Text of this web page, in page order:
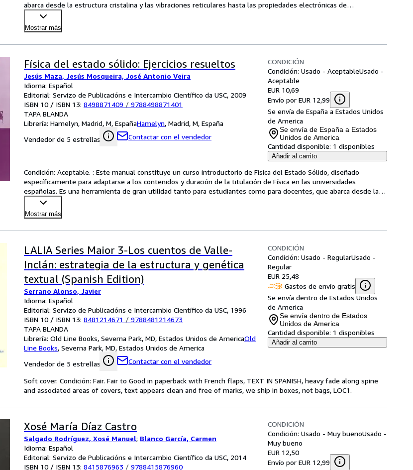
abarca desde la estructura cristalina y las vibraciones reticulares hasta las propiedades electrónicas de…
Mostrar más
Física del estado sólido: Ejercicios resueltos
Jesús Maza, Jesús Mosqueira, José Antonio Veira
Idioma: Español
Editorial: Servizo de Publicacións e Intercambio Científico da USC, 2009
ISBN 10 / ISBN 13: 8498871409 / 9788498871401
TAPA BLANDA
Librería: Hamelyn, Madrid, M, EspañaHamelyn, Madrid, M, España
Vendedor de 5 estrellas
Contactar con el vendedor
CONDICIÓN
Condición: Usado - AceptableUsado -
Aceptable
EUR 10,69
Envío por EUR 12,99
Se envía de España a Estados Unidos
de America
Se envía de España a Estados
Unidos de America
Cantidad disponible: 1 disponibles
Añadir al carrito
Condición: Aceptable. : Este manual constituye un curso introductorio de Física del Estado Sólido, diseñado
específicamente para adaptarse a los contenidos y duración de la titulación de Física en las universidades
españolas. Es una herramienta de gran utilidad tanto para estudiantes como para docentes, que abarca desde la
estru…
Mostrar más
LALIA Series Maior 3-Los cuentos de Valle-
Inclán: estrategia de la estructura y genética
textual (Spanish Edition)
Serrano Alonso, Javier
Idioma: Español
Editorial: Servizo de Publicacións e Intercambio Científico da USC, 1996
ISBN 10 / ISBN 13: 8481214671 / 9788481214673
TAPA BLANDA
Librería: Old Line Books, Severna Park, MD, Estados Unidos de AmericaOld
Line Books, Severna Park, MD, Estados Unidos de America
Vendedor de 5 estrellas
Contactar con el vendedor
CONDICIÓN
Condición: Usado - RegularUsado -
Regular
EUR 25,48
Gastos de envío gratis
Se envía dentro de Estados Unidos
de America
Se envía dentro de Estados
Unidos de America
Cantidad disponible: 1 disponibles
Añadir al carrito
Soft cover. Condición: Fair. Fair to Good in paperback with French flaps, TEXT IN SPANISH, heavy fade along spine
and associated areas of covers, text appears clean and free of marks, we ship in boxes, not bags, LOC1.
Xosé María Díaz Castro
Salgado Rodríguez, Xosé Manuel; Blanco García, Carmen
Idioma: Español
Editorial: Servizo de Publicacións e Intercambio Científico da USC, 2014
ISBN 10 / ISBN 13: 8415876963 / 9788415876960
CONDICIÓN
Condición: Usado - Muy buenoUsado -
Muy bueno
EUR 12,50
Envío por EUR 12,99